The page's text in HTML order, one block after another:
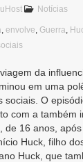
Notícias
envolve Guerra
da
em uma
sociais. O
com a também
de 16 anos,
Huck, filho
Huck, que